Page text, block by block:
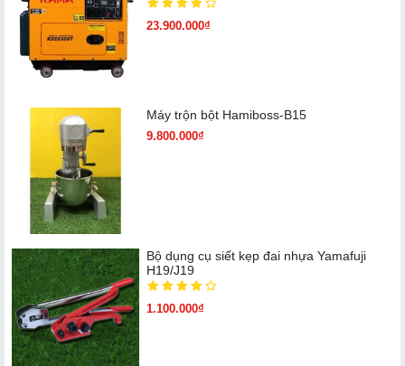
23.900.000₫
Máy trộn bột Hamiboss-B15
9.800.000₫
Bộ dụng cụ siết kẹp đai nhựa Yamafuji
H19/J19
1.100.000₫